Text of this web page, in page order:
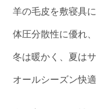
羊の毛皮を敷寝具
体圧分散性に優れ、
冬は暖かく、夏は
オールシーズン快